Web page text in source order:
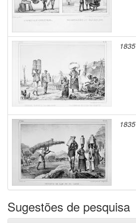
1835
1835
Sugestões de pesquisa